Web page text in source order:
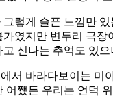
렇게 슬픈 느낌만
였지만 변두리 극
신나는 추억도 있
서 바라다보이는
어쨌든 우리는 언덕